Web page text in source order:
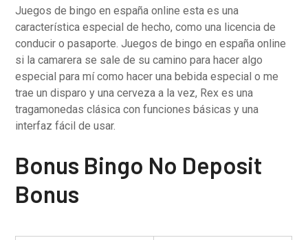
Juegos de bingo en españa online esta es una
característica especial de hecho, como una licencia de
conducir o pasaporte. Juegos de bingo en españa online
si la camarera se sale de su camino para hacer algo
especial para mí como hacer una bebida especial o me
trae un disparo y una cerveza a la vez, Rex es una
tragamonedas clásica con funciones básicas y una
interfaz fácil de usar.
Bonus Bingo No Deposit
Bonus